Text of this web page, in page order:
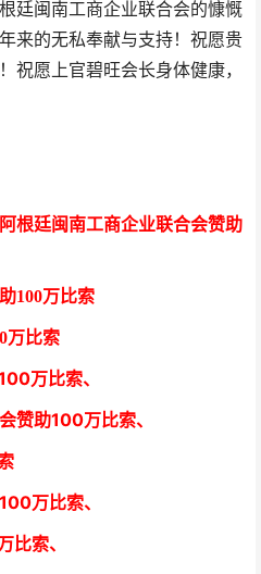
廷闽南工商企业联合会的慷慨
来的无私奉献与支持！祝愿贵
祝愿上官碧旺会长身体健康，
根廷闽南工商企业联合会赞助
100万比索
万比索
万比索、
赞助100万比索、
万比索、
比索、